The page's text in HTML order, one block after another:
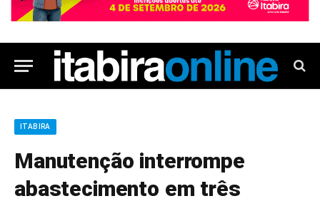
ITABIRA
Manutenção interrompe
abastecimento em três